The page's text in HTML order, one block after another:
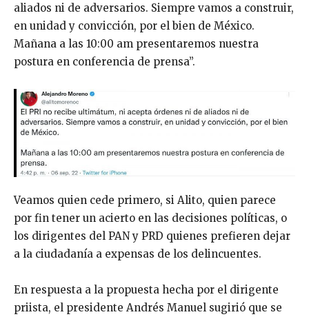
aliados ni de adversarios. Siempre vamos a construir,
en unidad y convicción, por el bien de México.
Mañana a las 10:00 am presentaremos nuestra
postura en conferencia de prensa”.
Veamos quien cede primero, si Alito, quien parece
por fin tener un acierto en las decisiones políticas, o
los dirigentes del PAN y PRD quienes prefieren dejar
a la ciudadanía a expensas de los delincuentes.
En respuesta a la propuesta hecha por el dirigente
priista, el presidente Andrés Manuel sugirió que se